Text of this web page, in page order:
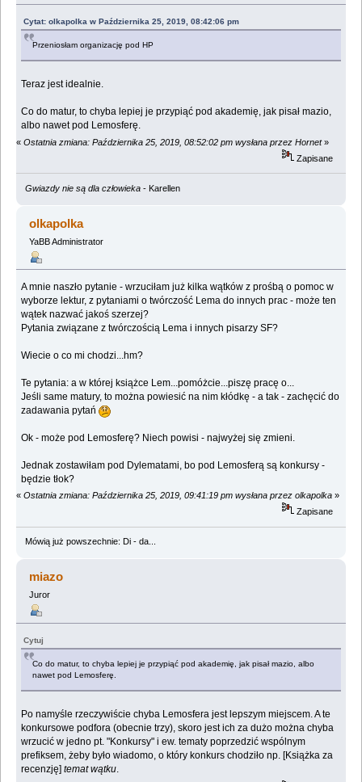
Cytat: olkapolka w Października 25, 2019, 08:42:06 pm
Przeniosłam organizację pod HP
Teraz jest idealnie.
Co do matur, to chyba lepiej je przypiąć pod akademię, jak pisał mazio,
albo nawet pod Lemosferę.
« Ostatnia zmiana: Października 25, 2019, 08:52:02 pm wysłana przez Hornet»
Zapisane
Gwiazdy nie są dla człowieka- Karellen
olkapolka
YaBB Administrator
A mnie naszło pytanie - wrzuciłam już kilka wątków z prośbą o pomoc w
wyborze lektur, z pytaniami o twórczość Lema do innych prac - może ten
wątek nazwać jakoś szerzej?
Pytania związane z twórczością Lema i innych pisarzy SF?
Wiecie o co mi chodzi...hm?
Te pytania: a w której książce Lem...pomóżcie...piszę pracę o...
Jeśli same matury, to można powiesić na nim kłódkę - a tak - zachęcić do
zadawania pytań
Ok - może pod Lemosferę? Niech powisi - najwyżej się zmieni.
Jednak zostawiłam pod Dylematami, bo pod Lemosferą są konkursy -
będzie tłok?
« Ostatnia zmiana: Października 25, 2019, 09:41:19 pm wysłana przez olkapolka »
Zapisane
Mówią już powszechnie: Di - da...
miazo
Juror
Cytuj
Co do matur, to chyba lepiej je przypiąć pod akademię, jak pisał mazio, albo
nawet pod Lemosferę.
Po namyśle rzeczywiście chyba Lemosfera jest lepszym miejscem. A te
konkursowe podfora (obecnie trzy), skoro jest ich za dużo można chyba
wrzucić w jedno pt. "Konkursy" i ew. tematy poprzedzić wspólnym
prefiksem, żeby było wiadomo, o który konkurs chodziło np. [Książka za
recenzję]temat wątku.